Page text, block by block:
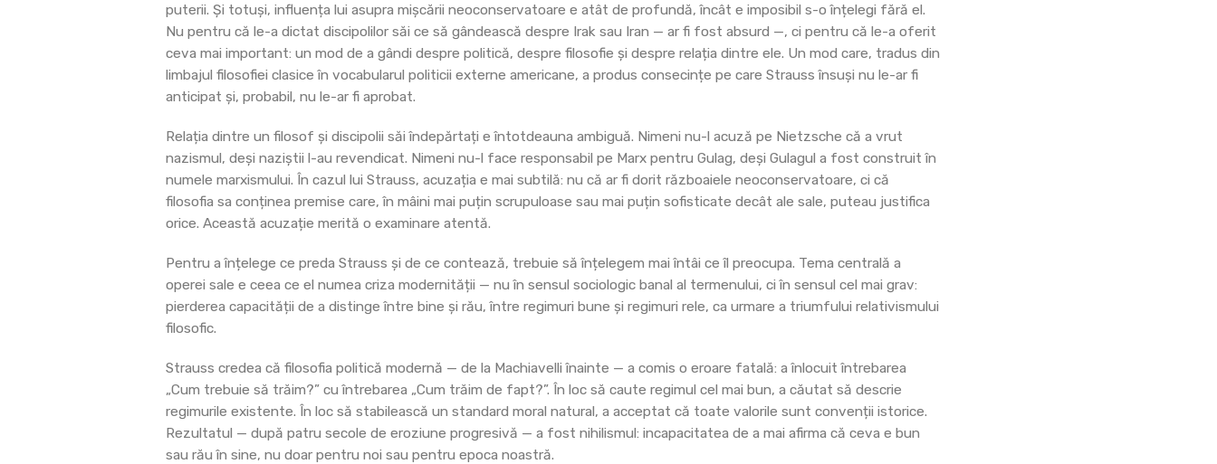
puterii. Și totuși, influența lui asupra mișcării neoconservatoare e atât de profundă, încât e imposibil s-o înțelegi fără el.
Nu pentru că le-a dictat discipolilor săi ce să gândească despre Irak sau Iran — ar fi fost absurd —, ci pentru că le-a oferit
ceva mai important: un mod de a gândi despre politică, despre filosofie și despre relația dintre ele. Un mod care, tradus din
limbajul filosofiei clasice în vocabularul politicii externe americane, a produs consecințe pe care Strauss însuși nu le-ar fi
anticipat și, probabil, nu le-ar fi aprobat.
Relația dintre un filosof și discipolii săi îndepărtați e întotdeauna ambiguă. Nimeni nu-l acuză pe Nietzsche că a vrut
nazismul, deși naziștii l-au revendicat. Nimeni nu-l face responsabil pe Marx pentru Gulag, deși Gulagul a fost construit în
numele marxismului. În cazul lui Strauss, acuzația e mai subtilă: nu că ar fi dorit războaiele neoconservatoare, ci că
filosofia sa conținea premise care, în mâini mai puțin scrupuloase sau mai puțin sofisticate decât ale sale, puteau justifica
orice. Această acuzație merită o examinare atentă.
Pentru a înțelege ce preda Strauss și de ce contează, trebuie să înțelegem mai întâi ce îl preocupa. Tema centrală a
operei sale e ceea ce el numea criza modernității — nu în sensul sociologic banal al termenului, ci în sensul cel mai grav:
pierderea capacității de a distinge între bine și rău, între regimuri bune și regimuri rele, ca urmare a triumfului relativismului
filosofic.
Strauss credea că filosofia politică modernă — de la Machiavelli înainte — a comis o eroare fatală: a înlocuit întrebarea
„Cum trebuie să trăim?” cu întrebarea „Cum trăim de fapt?”. În loc să caute regimul cel mai bun, a căutat să descrie
regimurile existente. În loc să stabilească un standard moral natural, a acceptat că toate valorile sunt convenții istorice.
Rezultatul — după patru secole de eroziune progresivă — a fost nihilismul: incapacitatea de a mai afirma că ceva e bun
sau rău în sine, nu doar pentru noi sau pentru epoca noastră.